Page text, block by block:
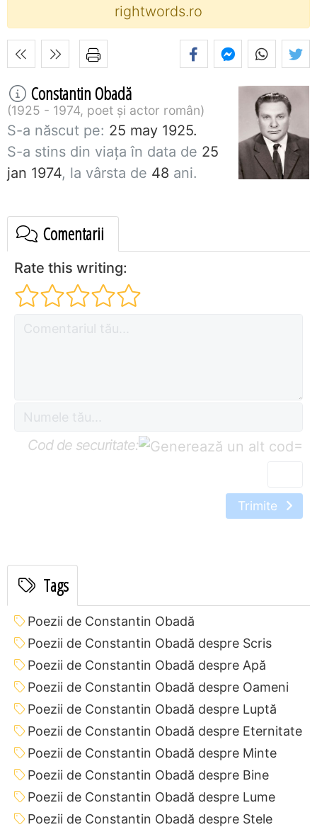
rightwords.ro
Constantin Obadă
1925 - 1974, poet și actor român
S-a născut pe: 25 may 1925.
S-a stins din viaţa în data de 25
jan 1974, la vârsta de 48 ani.
Comentarii
Rate this writing:
Cod de securitate: =
Trimite
Tags
Poezii de Constantin Obadă
Poezii de Constantin Obadă despre Scris
Poezii de Constantin Obadă despre Apă
Poezii de Constantin Obadă despre Oameni
Poezii de Constantin Obadă despre Luptă
Poezii de Constantin Obadă despre Eternitate
Poezii de Constantin Obadă despre Minte
Poezii de Constantin Obadă despre Bine
Poezii de Constantin Obadă despre Lume
Poezii de Constantin Obadă despre Stele